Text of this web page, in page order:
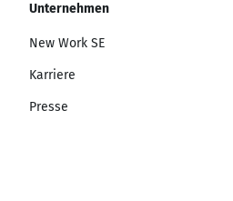
Unternehmen
New Work SE
Karriere
Presse